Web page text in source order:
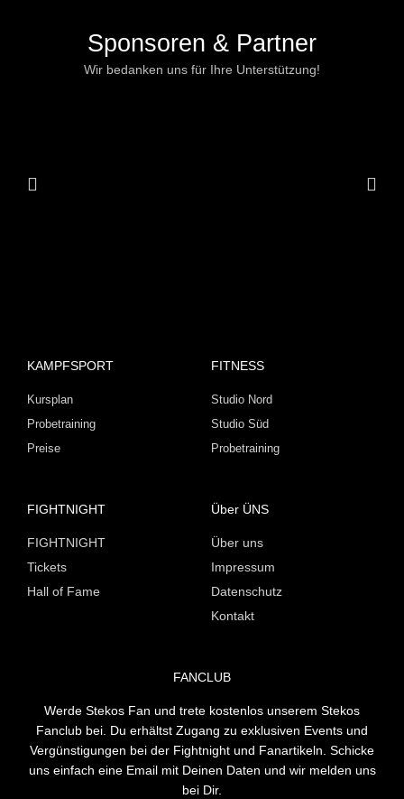
Sponsoren & Partner
Wir bedanken uns für Ihre Unterstützung!
KAMPFSPORT
Kursplan
Probetraining
Preise
FITNESS
Studio Nord
Studio Süd
Probetraining
FIGHTNIGHT
FIGHTNIGHT
Tickets
Hall of Fame
Über ÜNS
Über uns
Impressum
Datenschutz
Kontakt
FANCLUB
Werde Stekos Fan und trete kostenlos unserem Stekos
Fanclub bei. Du erhältst Zugang zu exklusiven Events und
Vergünstigungen bei der Fightnight und Fanartikeln. Schicke
uns einfach eine Email mit Deinen Daten und wir melden uns
bei Dir.